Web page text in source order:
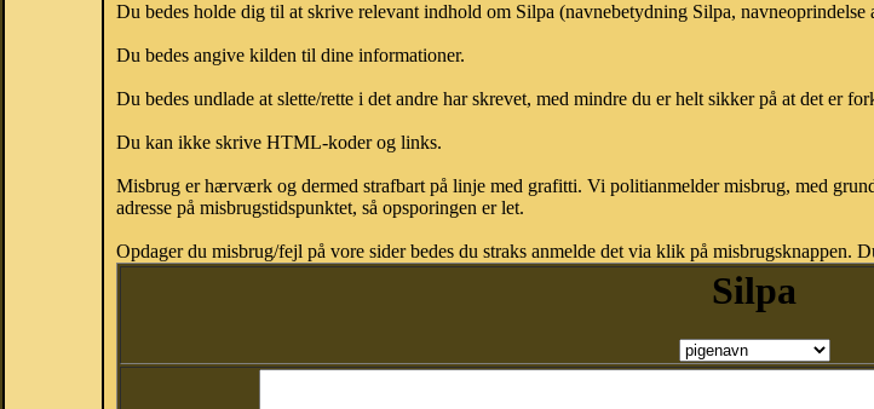
Du bedes holde dig til at skrive relevant indhold om Silpa (navnebetydning Silpa, navneoprindelse
Du bedes angive kilden til dine informationer.
Du bedes undlade at slette/rette i det andre har skrevet, med mindre du er helt sikker på at det er
Du kan ikke skrive HTML-koder og links.
Misbrug er hærværk og dermed strafbart på linje med grafitti. Vi politianmelder misbrug, med
adresse på misbrugstidspunktet, så opsporingen er let.
Opdager du misbrug/fejl på vore sider bedes du straks anmelde det via klik på misbrugsknappen.
Silpa